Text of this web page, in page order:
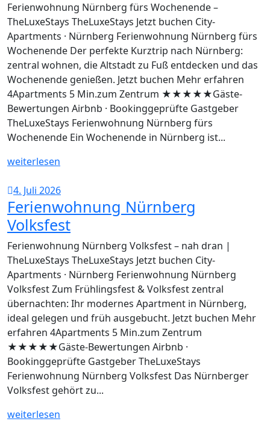
Ferienwohnung Nürnberg fürs Wochenende –
TheLuxeStays TheLuxeStays Jetzt buchen City-
Apartments · Nürnberg Ferienwohnung Nürnberg fürs
Wochenende Der perfekte Kurztrip nach Nürnberg:
zentral wohnen, die Altstadt zu Fuß entdecken und das
Wochenende genießen. Jetzt buchen Mehr erfahren
4Apartments 5 Min.zum Zentrum ★★★★★Gäste-
Bewertungen Airbnb · Bookinggeprüfte Gastgeber
TheLuxeStays Ferienwohnung Nürnberg fürs
Wochenende Ein Wochenende in Nürnberg ist...
weiterlesen
4. Juli 2026
Ferienwohnung Nürnberg
Volksfest
Ferienwohnung Nürnberg Volksfest – nah dran |
TheLuxeStays TheLuxeStays Jetzt buchen City-
Apartments · Nürnberg Ferienwohnung Nürnberg
Volksfest Zum Frühlingsfest & Volksfest zentral
übernachten: Ihr modernes Apartment in Nürnberg,
ideal gelegen und früh ausgebucht. Jetzt buchen Mehr
erfahren 4Apartments 5 Min.zum Zentrum
★★★★★Gäste-Bewertungen Airbnb ·
Bookinggeprüfte Gastgeber TheLuxeStays
Ferienwohnung Nürnberg Volksfest Das Nürnberger
Volksfest gehört zu...
weiterlesen